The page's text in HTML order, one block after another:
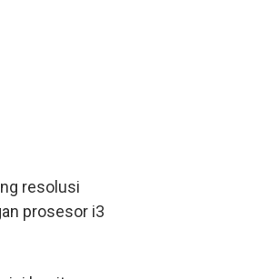
resolusi
prosesor i3